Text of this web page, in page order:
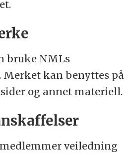
bruke NMLs
Merket kan benyttes på
og annet materiell.
veiledning